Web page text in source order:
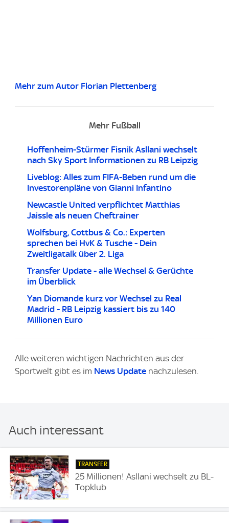
Mehr zum Autor Florian Plettenberg
Mehr Fußball
Hoffenheim-Stürmer Fisnik Asllani wechselt
nach Sky Sport Informationen zu RB Leipzig
Liveblog: Alles zum FIFA-Beben rund um die
Investorenpläne von Gianni Infantino
Newcastle United verpflichtet Matthias
Jaissle als neuen Cheftrainer
Wolfsburg, Cottbus & Co.: Experten
sprechen bei HvK & Tusche - Dein
Zweitligatalk über 2. Liga
Transfer Update - alle Wechsel & Gerüchte
im Überblick
Yan Diomande kurz vor Wechsel zu Real
Madrid - RB Leipzig kassiert bis zu 140
Millionen Euro
Alle weiteren wichtigen Nachrichten aus der
Sportwelt gibt es im News Update nachzulesen.
Auch interessant
TRANSFER
25 Millionen! Asllani wechselt zu BL-
Topklub